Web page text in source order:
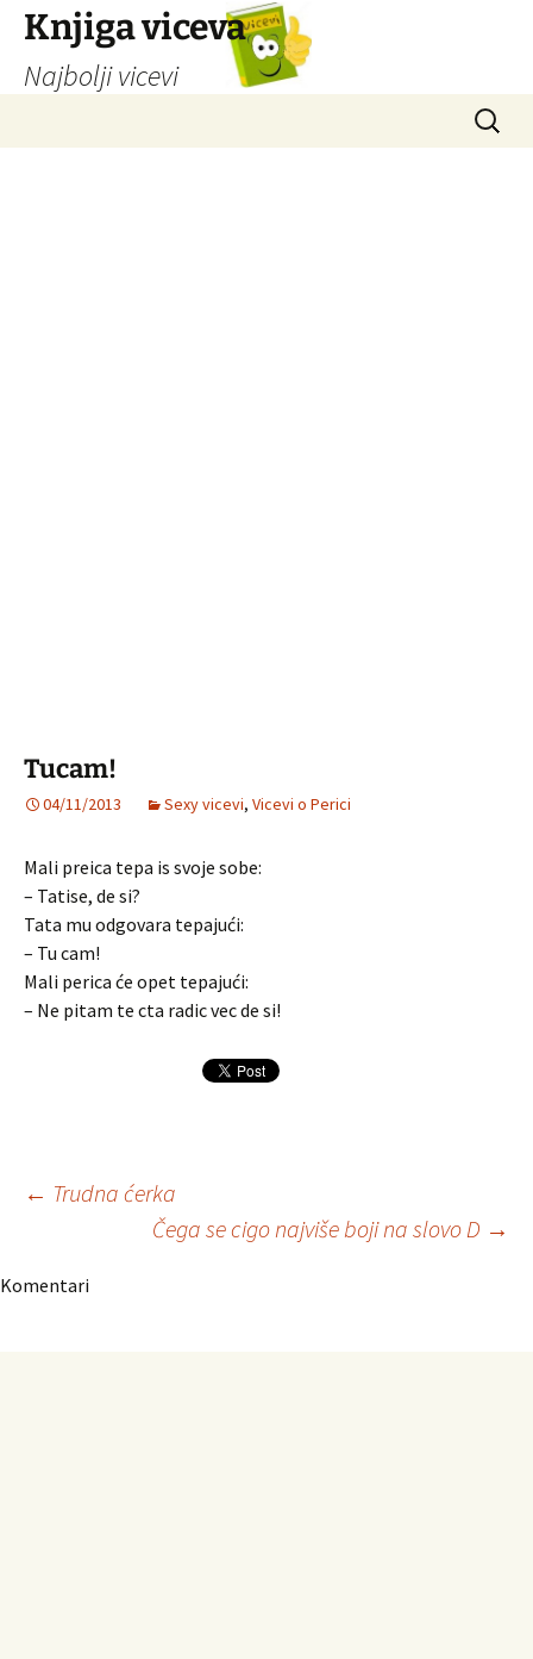
Knjiga viceva
Najbolji vicevi
Tucam!
04/11/2013 Sexy vicevi, Vicevi o Perici
Mali preica tepa is svoje sobe:
– Tatise, de si?
Tata mu odgovara tepajući:
– Tu cam!
Mali perica će opet tepajući:
– Ne pitam te cta radic vec de si!
Navigacija
članaka
← Trudna ćerka
Čega se cigo najviše boji na slovo D →
Komentari